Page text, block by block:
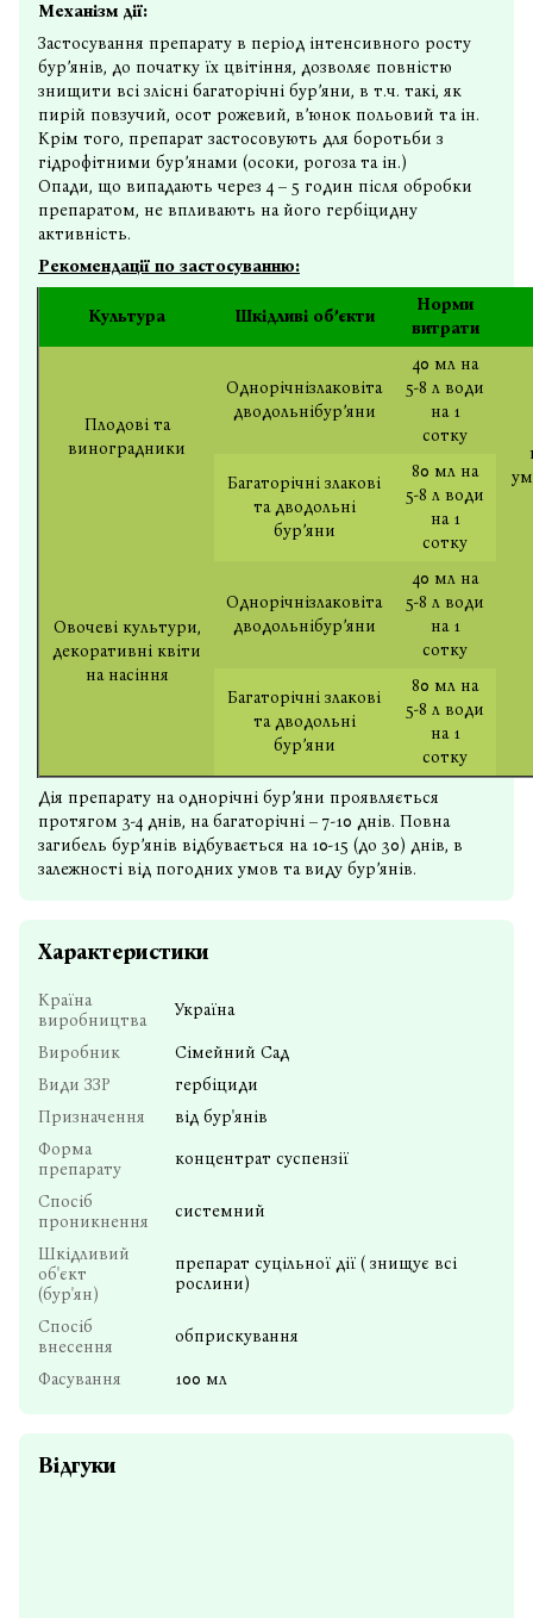
Механізм дії:
Застосування препарату в період інтенсивного росту
бур’янів, до початку їх цвітіння, дозволяє повністю
знищити всі злісні багаторічні бур’яни, в т.ч. такі, як
пирій повзучий, осот рожевий, в’юнок польовий та ін.
Крім того, препарат застосовують для боротьби з
гідрофітними бур’янами (осоки, рогоза та ін.)
Опади, що випадають через 4 – 5 годин після обробки
препаратом, не впливають на його гербіцидну
активність.
Рекомендації по застосуванню:
Культура Шкідливі об’єкти
Норми
витрати
Плодові та
виноградники
Однорічнізлаковіта
дводольнібур’яни
40 мл на
5-8 л води
на 1
сотку
Багаторічні злакові
та дводольні
бур’яни
80 мл на
5-8 л води
на 1
сотку
Овочеві культури,
декоративні квіти
на насіння
Однорічнізлаковіта
дводольнібур’яни
40 мл на
5-8 л води
на 1
сотку
Багаторічні злакові
та дводольні
бур’яни
80 мл на
5-8 л води
на 1
сотку
Дія препарату на однорічні бур’яни проявляється
протягом 3-4 днів, на багаторічні – 7-10 днів. Повна
загибель бур’янів відбувається на 10-15 (до 30) днів, в
залежності від погодних умов та виду бур’янів.
Характеристики
Країна
виробництва
Україна
Виробник
Сімейний Сад
Види ЗЗР
гербіциди
Призначення
від бур'янів
Форма
препарату
концентрат суспензії
Спосіб
проникнення
системний
Шкідливий
об'єкт
(бур'ян)
препарат суцільної дії ( знищує всі
рослини)
Спосіб
внесення
обприскування
Фасування 100 мл
Відгуки